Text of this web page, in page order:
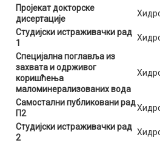
Пројекат докторске
дисертације
Студијски истраживачки рад
1
Специјална поглавља из
захвата и одрживог
коришћења
маломинерализованих вода
Самостални публиковани рад
П2
Студијски истраживачки рад
2